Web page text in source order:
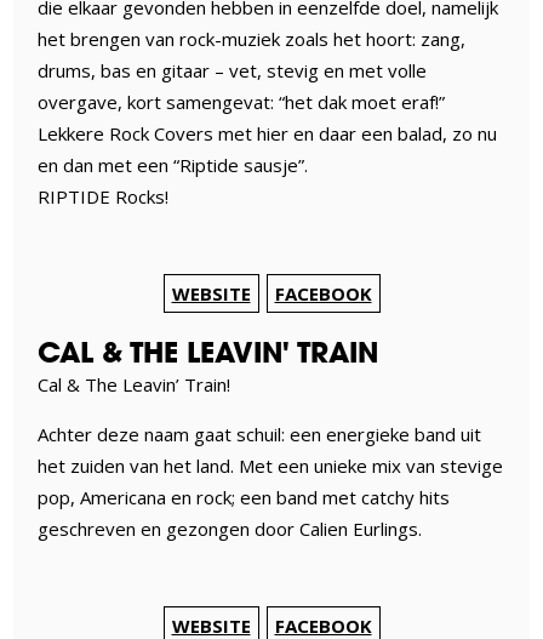
die elkaar gevonden hebben in eenzelfde doel, namelijk
het brengen van rock-muziek zoals het hoort: zang,
drums, bas en gitaar – vet, stevig en met volle
overgave, kort samengevat: “het dak moet eraf!”
Lekkere Rock Covers met hier en daar een balad, zo nu
en dan met een “Riptide sausje”.
RIPTIDE Rocks!
WEBSITE FACEBOOK
CAL & THE LEAVIN' TRAIN
Cal & The Leavin’ Train!
Achter deze naam gaat schuil: een energieke band uit
het zuiden van het land. Met een unieke mix van stevige
pop, Americana en rock; een band met catchy hits
geschreven en gezongen door Calien Eurlings.
WEBSITE FACEBOOK